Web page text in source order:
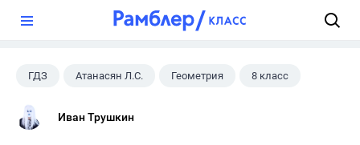
ГДЗ Атанасян Л.С. Геометрия 8 класс
Иван Трушкин